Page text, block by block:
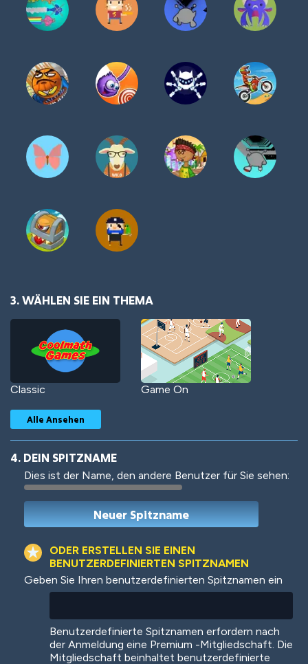
3. WÄHLEN SIE EIN THEMA
Classic Game On
Woof Jungle Cats
Colorful
Alle Ansehen
4. DEIN SPITZNAME
Dies ist der Name, den andere Benutzer für Sie sehen:
ODER ERSTELLEN SIE EINEN
BENUTZERDEFINIERTEN SPITZNAMEN
Geben Sie Ihren benutzerdefinierten Spitznamen ein
Benutzerdefinierte Spitznamen erfordern nach
der Anmeldung eine Premium -Mitgliedschaft. Die
Mitgliedschaft beinhaltet benutzerdefinierte